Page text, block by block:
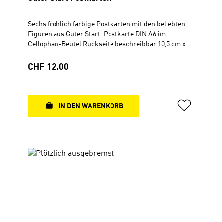
Sechs fröhlich farbige Postkarten mit den beliebten
Figuren aus Guter Start. Postkarte DIN A6 im
Cellophan-Beutel Rückseite beschreibbar 10,5 cm x
Regulärer Preis:
CHF 12.00
IN DEN WARENKORB